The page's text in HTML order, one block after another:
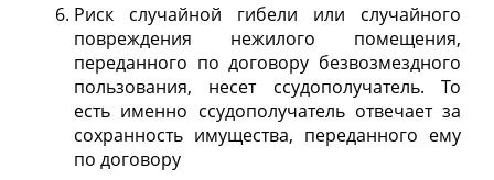
Риск случайной гибели или случайного
повреждения нежилого помещения,
переданного по договору безвозмездного
пользования, несет ссудополучатель. То
есть именно ссудополучатель отвечает за
сохранность имущества, переданного ему
по договору